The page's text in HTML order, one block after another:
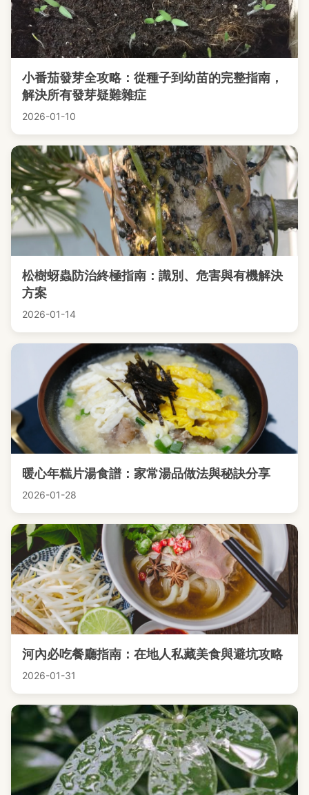
小番茄發芽全攻略：從種子到幼苗的完整指南，
解決所有發芽疑難雜症
2026-01-10
松樹蚜蟲防治終極指南：識別、危害與有機解決
方案
2026-01-14
暖心年糕片湯食譜：家常湯品做法與秘訣分享
2026-01-28
河內必吃餐廳指南：在地人私藏美食與避坑攻略
2026-01-31